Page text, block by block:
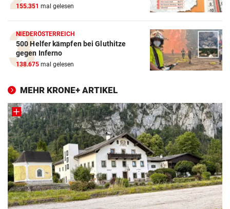
155.351 mal gelesen
NIEDERÖSTERREICH
500 Helfer kämpfen bei Gluthitze
gegen Inferno
138.675 mal gelesen
MEHR KRONE+ ARTIKEL